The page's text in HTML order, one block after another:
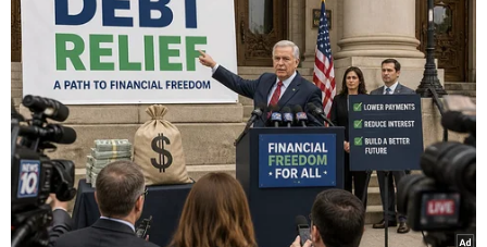
#Bay dù lượn #Bãi Cháy
#Du lịch Quảng Ninh